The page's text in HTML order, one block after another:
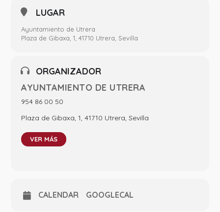
LUGAR
Ayuntamiento de Utrera
Plaza de Gibaxa, 1, 41710 Utrera, Sevilla
ORGANIZADOR
AYUNTAMIENTO DE UTRERA
954 86 00 50
Plaza de Gibaxa, 1, 41710 Utrera, Sevilla
VER MÁS
CALENDAR GOOGLECAL